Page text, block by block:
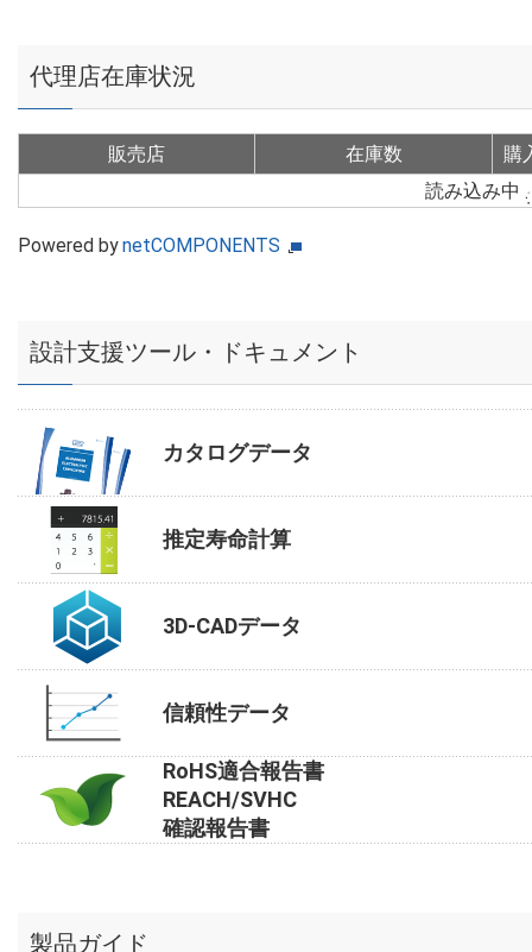
代理店在庫状況
販売店 在庫数
購
読み込み中
Powered bynetCOMPONENTS
設計支援ツール・ドキュメント
カタログデータ
推定寿命計算
3D-CADデータ
信頼性データ
RoHS適合報告書
REACH/SVHC
確認報告書
製品ガイド